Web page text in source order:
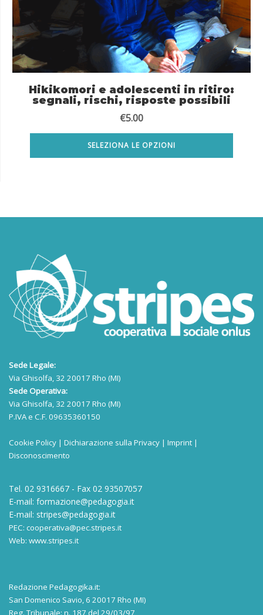
Hikikomori e adolescenti in ritiro:
segnali, rischi, risposte possibili
€5.00
SELEZIONA LE OPZIONI
Sede Legale:
Via Ghisolfa, 32 20017 Rho (MI)
Sede Operativa:
Via Ghisolfa, 32 20017 Rho (MI)
P.IVA e C.F. 09635360150
Cookie Policy | Dichiarazione sulla Privacy | Imprint |
Disconoscimento
Tel. 02 9316667 - Fax 02 93507057
E-mail: formazione@pedagogia.it
E-mail: stripes@pedagogia.it
PEC: cooperativa@pec.stripes.it
Web: www.stripes.it
Redazione Pedagogika.it:
San Domenico Savio, 6 20017 Rho (MI)
Reg. Tribunale: n. 187 del 29/03/97